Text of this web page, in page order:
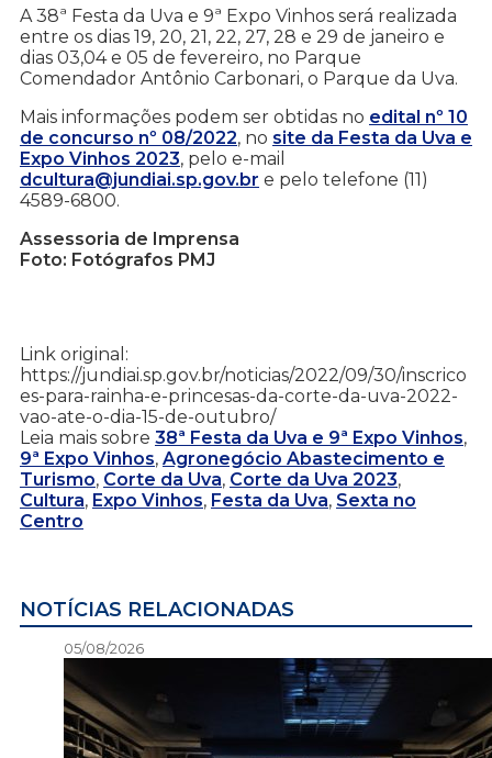
A 38ª Festa da Uva e 9ª Expo Vinhos será realizada
entre os dias 19, 20, 21, 22, 27, 28 e 29 de janeiro e
dias 03,04 e 05 de fevereiro, no Parque
Comendador Antônio Carbonari, o Parque da Uva.
Mais informações podem ser obtidas no edital nº 10
de concurso nº 08/2022, no site da Festa da Uva e
Expo Vinhos 2023, pelo e-mail
dcultura@jundiai.sp.gov.br e pelo telefone (11)
4589-6800.
Assessoria de Imprensa
Foto: Fotógrafos PMJ
Link original:
https://jundiai.sp.gov.br/noticias/2022/09/30/inscrico
es-para-rainha-e-princesas-da-corte-da-uva-2022-
vao-ate-o-dia-15-de-outubro/
Leia mais sobre 38ª Festa da Uva e 9ª Expo Vinhos,
9ª Expo Vinhos, Agronegócio Abastecimento e
Turismo, Corte da Uva, Corte da Uva 2023,
Cultura, Expo Vinhos, Festa da Uva, Sexta no
Centro
NOTÍCIAS RELACIONADAS
05/08/2026